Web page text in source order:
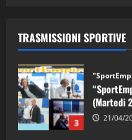
TRASMISSIONI SPORTIVE
2 28/04/
3
(Martedi
21/04/